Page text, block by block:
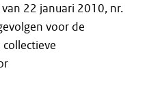
22 januari 2010, nr.
voor de